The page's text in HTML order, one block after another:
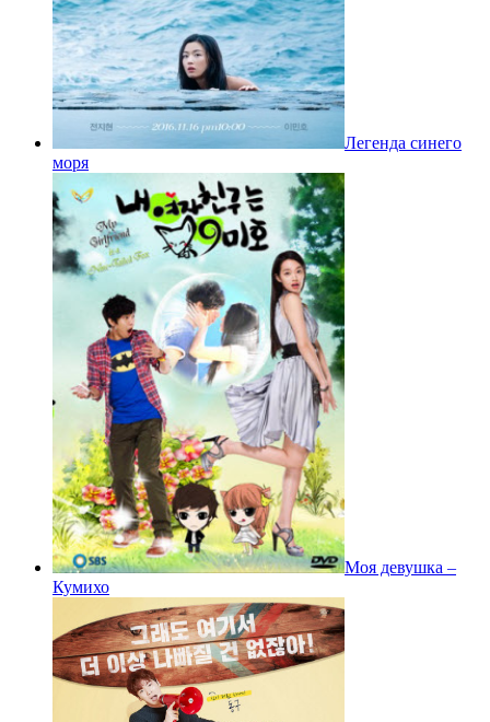
Легенда синего
моря
Моя девушка –
Кумихо